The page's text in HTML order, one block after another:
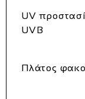
UV
UVB
Πλάτος